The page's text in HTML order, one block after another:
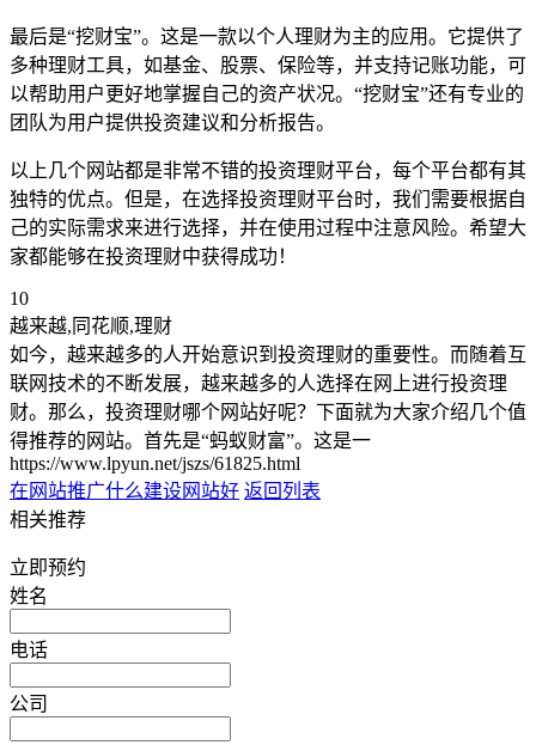
最后是“挖财宝”。这是一款以个人理财为主的应用。它提供了
多种理财工具，如基金、股票、保险等，并支持记账功能，可
以帮助用户更好地掌握自己的资产状况。“挖财宝”还有专业的
团队为用户提供投资建议和分析报告。
以上几个网站都是非常不错的投资理财平台，每个平台都有其
独特的优点。但是，在选择投资理财平台时，我们需要根据自
己的实际需求来进行选择，并在使用过程中注意风险。希望大
家都能够在投资理财中获得成功！
10
越来越,同花顺,理财
如今，越来越多的人开始意识到投资理财的重要性。而随着互
联网技术的不断发展，越来越多的人选择在网上进行投资理
财。那么，投资理财哪个网站好呢？下面就为大家介绍几个值
得推荐的网站。首先是“蚂蚁财富”。这是一
https://www.lpyun.net/jszs/61825.html
在网站推广什么建设网站好 返回列表
相关推荐
立即预约
姓名
电话
公司